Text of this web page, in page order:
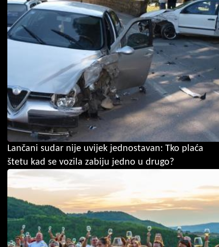
Lančani sudar nije uvijek jednostavan: Tko plaća
štetu kad se vozila zabiju jedno u drugo?